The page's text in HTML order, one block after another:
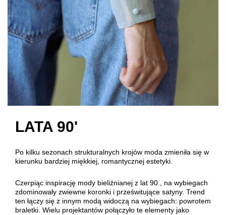
LATA 90'
Po kilku sezonach strukturalnych krojów moda zmieniła się w
kierunku bardziej miękkiej, romantycznej estetyki.
Czerpiąc inspirację mody bieliźnianej z lat 90., na wybiegach
zdominowały zwiewne koronki i prześwitujące satyny. Trend
ten łączy się z innym modą widoczą na wybiegach: powrotem
braletki. Wielu projektantów połączyło te elementy jako